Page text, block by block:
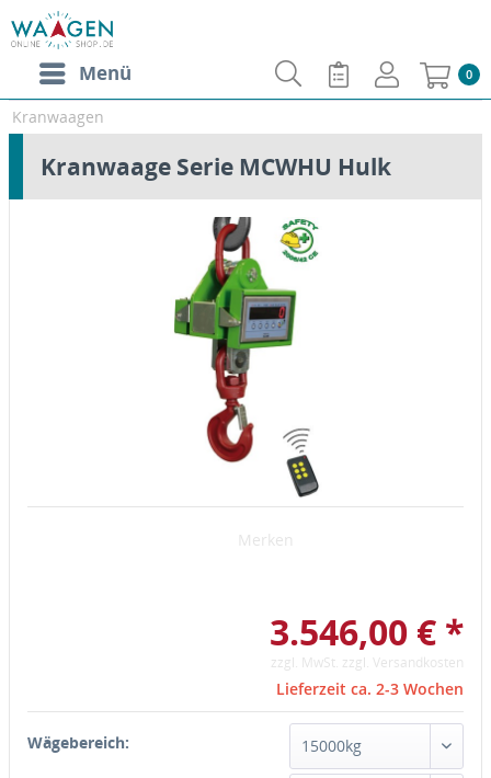
Menü 0
Kranwaagen
Kranwaage Serie MCWHU Hulk
Merken
3.546,00 € *
zzgl. MwSt. zzgl. Versandkosten
Lieferzeit ca. 2-3 Wochen
Wägebereich: